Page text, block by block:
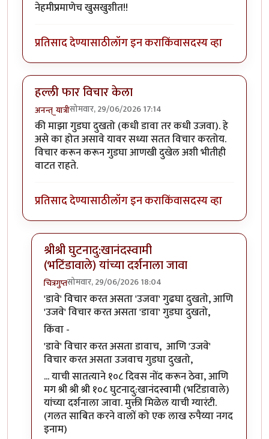
नेहमीप्रमाणेच खुसखुशीत!!
प्रतिसाद देण्यासाठीलॉग इन कराकिंवासदस्य व्हा
हल्ली फार विचार केला
अनन्त्_यात्रीसोमवार, 29/06/2026 17:14
की माझा गुडघा दुखतो (कधी डावा तर कधी उजवा). हे
असे का होत असावे यावर सध्या सतत विचार करतोय.
विचार करून करून गुडघा आणखी दुखेल अशी भीतीही
वाटत राहते.
प्रतिसाद देण्यासाठीलॉग इन कराकिंवासदस्य व्हा
श्रीश्री घुटनादु:खानंदस्वामी
(भटिंडावाले) यांच्या दर्शनाला जावा
चित्रगुप्तसोमवार, 29/06/2026 18:04
In reply toहल्ली फार विचार केलाbyअनन्त्_यात्री
'डावे' विचार करत असता 'उजवा' गुढघा दुखतो, आणि
'उजवे' विचार करत असता 'डावा' गुडघा दुखतो,
किंवा -
'डावे' विचार करत असता डावाच, आणि 'उजवे'
विचार करत असता उजवाच गुडघा दुखतो,
... याची सातत्याने १०८ दिवस नोंद करून ठेवा, आणि
मग श्री श्री श्री १०८ घुटनादु:खानंदस्वामी (भटिंडावाले)
यांच्या दर्शनाला जावा. मुक्ती मिळेल याची ग्यारंटी.
(गलत साबित करने वालों को एक लाख रुपैय्या नगद
इनाम)